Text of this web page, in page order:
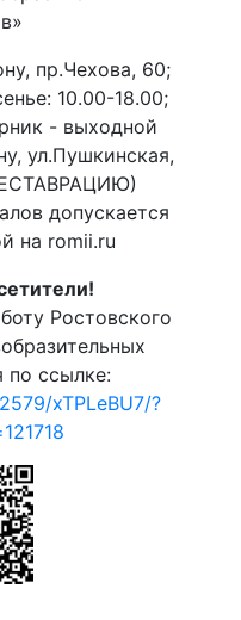
пр.Чехова, 60;
10.00-18.00;
- выходной
ул.Пушкинская,
допускается
на romii.ru
Ростовского
по ссылке:
xTPLeBU7/?